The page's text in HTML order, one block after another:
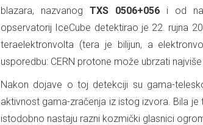
blazara, nazvanog TXS 0506+056i od nas
opservatorij IceCube detektirao je 22. rujna
teraelektronvolta (tera je bilijun, a
usporedbu: CERN protone može ubrzati
Nakon dojave o toj detekciji su gama-
aktivnost gama-zračenja iz istog izvora. Bila
istodobno nastaju razni kozmički glasnici